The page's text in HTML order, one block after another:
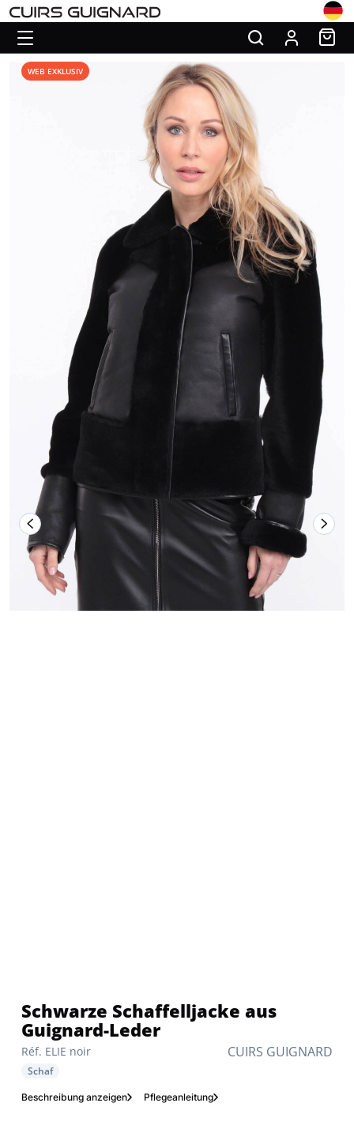
CUIRS GUIGNARD
Réf. ELIE noir
Schwarze Schaffelljacke aus
Guignard-Leder
Schaf
Beschreibung anzeigen Pflegeanleitung
WEB EXKLUSIV